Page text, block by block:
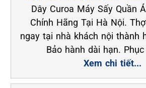
Dây Curoa Máy Sấy Quần
Chính Hãng Tại Hà Nội.
ngay tại nhà khách nội thành
Bảo hành dài hạn.
Xem chi tiết...